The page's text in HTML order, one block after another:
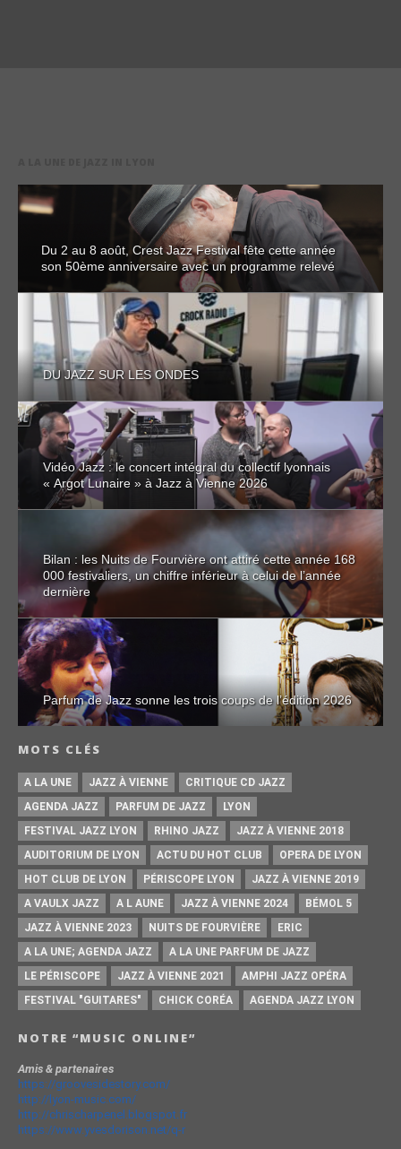
Du 2 au 8 août, Crest Jazz Festival fête cette année
son 50ème anniversaire avec un programme relevé
DU JAZZ SUR LES ONDES
Vidéo Jazz : le concert intégral du collectif lyonnais
« Argot Lunaire » à Jazz à Vienne 2026
Bilan : les Nuits de Fourvière ont attiré cette année 168
000 festivaliers, un chiffre inférieur à celui de l’année
dernière
Parfum de Jazz sonne les trois coups de l’édition 2026
MOTS CLÉS
A LA UNE JAZZ À VIENNE
CRITIQUE CD JAZZ
AGENDA JAZZ
PARFUM DE JAZZ
LYON
FESTIVAL JAZZ LYON
RHINO JAZZ
JAZZ À VIENNE 2018
AUDITORIUM DE LYON
ACTU DU HOT CLUB
OPERA DE LYON
HOT CLUB DE LYON
PÉRISCOPE LYON
JAZZ À VIENNE 2019
A VAULX JAZZ
A L AUNE JAZZ À VIENNE 2024
BÉMOL 5
JAZZ À VIENNE 2023
NUITS DE FOURVIÈRE
ERIC
A LA UNE; AGENDA JAZZ
A LA UNE PARFUM DE JAZZ
LE PÉRISCOPE
JAZZ À VIENNE 2021
AMPHI JAZZ OPÉRA
FESTIVAL "GUITARES"
CHICK CORÉA AGENDA JAZZ LYON
NOTRE “MUSIC ONLINE”
Amis & partenaires
https://groovesidestory.com/
http://lyon-music.com/
http://chrischarpenel.blogspot.fr
https://www.yvesdorison.net/q-r